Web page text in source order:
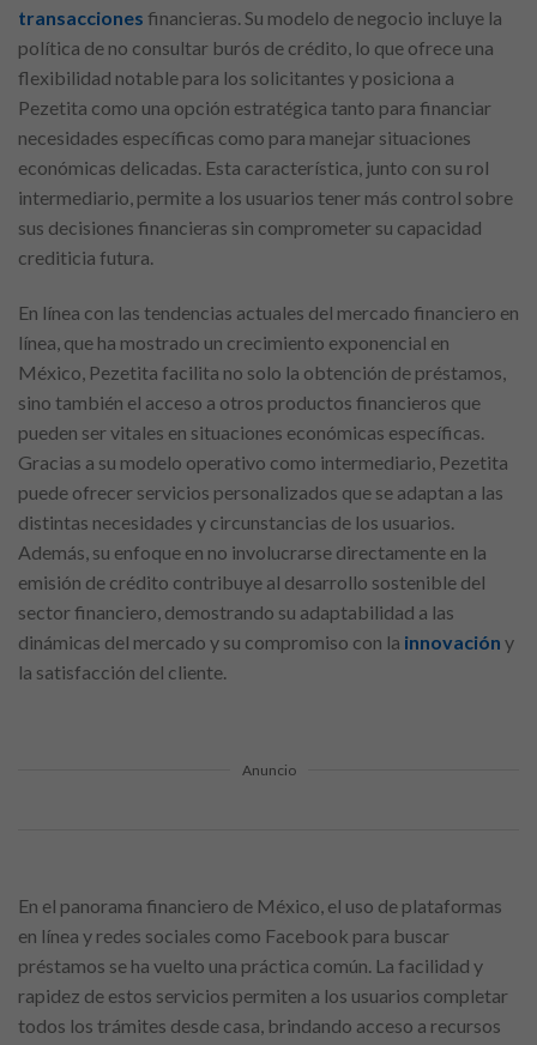
transacciones financieras. Su modelo de negocio incluye la
política de no consultar burós de crédito, lo que ofrece una
flexibilidad notable para los solicitantes y posiciona a
Pezetita como una opción estratégica tanto para financiar
necesidades específicas como para manejar situaciones
económicas delicadas. Esta característica, junto con su rol
intermediario, permite a los usuarios tener más control sobre
sus decisiones financieras sin comprometer su capacidad
crediticia futura.
En línea con las tendencias actuales del mercado financiero en
línea, que ha mostrado un crecimiento exponencial en
México, Pezetita facilita no solo la obtención de préstamos,
sino también el acceso a otros productos financieros que
pueden ser vitales en situaciones económicas específicas.
Gracias a su modelo operativo como intermediario, Pezetita
puede ofrecer servicios personalizados que se adaptan a las
distintas necesidades y circunstancias de los usuarios.
Además, su enfoque en no involucrarse directamente en la
emisión de crédito contribuye al desarrollo sostenible del
sector financiero, demostrando su adaptabilidad a las
dinámicas del mercado y su compromiso con la innovación y
la satisfacción del cliente.
Anuncio
En el panorama financiero de México, el uso de plataformas
en línea y redes sociales como Facebook para buscar
préstamos se ha vuelto una práctica común. La facilidad y
rapidez de estos servicios permiten a los usuarios completar
todos los trámites desde casa, brindando acceso a recursos